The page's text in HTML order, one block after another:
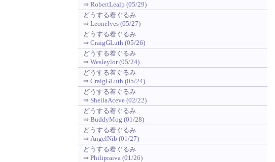
⇒ RobertLealp (05/29)
どうする着ぐるみ
⇒ Leonelves (05/27)
どうする着ぐるみ
⇒ CraigGLuth (05/26)
どうする着ぐるみ
⇒ Wesleylor (05/24)
どうする着ぐるみ
⇒ CraigGLuth (05/24)
どうする着ぐるみ
⇒ SheilaAceve (02/22)
どうする着ぐるみ
⇒ BuddyMog (01/28)
どうする着ぐるみ
⇒ AngelNib (01/27)
どうする着ぐるみ
⇒ Philipraiva (01/26)